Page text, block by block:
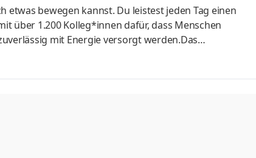
bewegen kannst. Du leistest jeden Tag einen
über 1.200 Kolleg*innen dafür, dass Menschen
mit Energie versorgt werden.Das
einen maßgeblichen Beitrag zur
Den Wandel im Messwesen rund um
wir aktiv. Das Team der Ablesesteuerung